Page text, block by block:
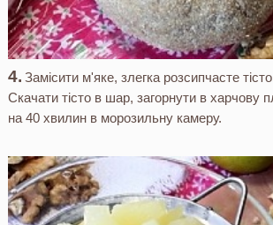
Замісити м'яке, злегка розсипчасте
Скачати тісто в шар, загорнути в харчову
на 40 хвилин в морозильну камеру.